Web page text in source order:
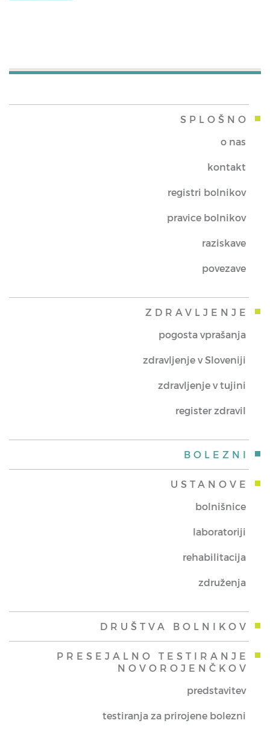
SPLOŠNO
o nas
kontakt
registri bolnikov
pravice bolnikov
raziskave
povezave
ZDRAVLJENJE
pogosta vprašanja
zdravljenje v Sloveniji
zdravljenje v tujini
register zdravil
BOLEZNI
USTANOVE
bolnišnice
laboratoriji
rehabilitacija
združenja
DRUŠTVA BOLNIKOV
PRESEJALNO TESTIRANJE
NOVOROJENČKOV
predstavitev
testiranja za prirojene bolezni